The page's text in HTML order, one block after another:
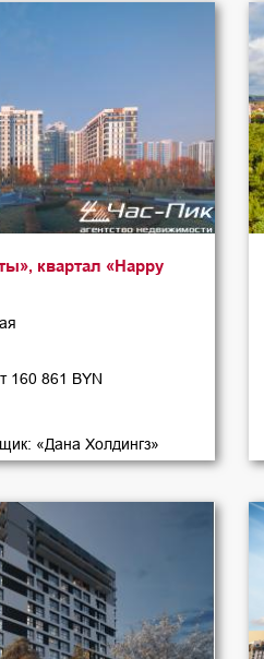
квартал «Happy
м2 от 160 861 BYN
Холдингз»